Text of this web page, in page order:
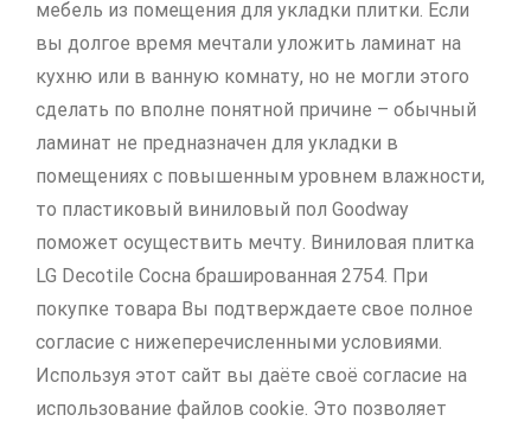
мебель из помещения для укладки плитки. Если
вы долгое время мечтали уложить ламинат на
кухню или в ванную комнату, но не могли этого
сделать по вполне понятной причине – обычный
ламинат не предназначен для укладки в
помещениях с повышенным уровнем влажности,
то пластиковый виниловый пол Goodway
поможет осуществить мечту. Виниловая плитка
LG Decotile Сосна брашированная 2754. При
покупке товара Вы подтверждаете свое полное
согласие с нижеперечисленными условиями.
Используя этот сайт вы даёте своё согласие на
использование файлов cookie. Это позволяет